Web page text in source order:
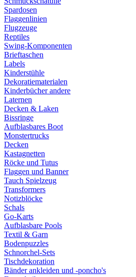
Spardosen
Flaggenlinien
Flugzeuge
Reptiles
Swing-Komponenten
Brieftaschen
Labels
Kinderstühle
Dekoratiematerialen
Kinderbücher andere
Laternen
Decken & Laken
Bissringe
Aufblasbares Boot
Monstertrucks
Decken
Kastagnetten
Röcke und Tutus
Flaggen und Banner
Tauch Spielzeug
Transformers
Notizblöcke
Schals
Go-Karts
Aufblasbare Pools
Textil & Garn
Bodenpuzzles
Schnorchel-Sets
Tischdekoration
Bänder ankleiden und -poncho's